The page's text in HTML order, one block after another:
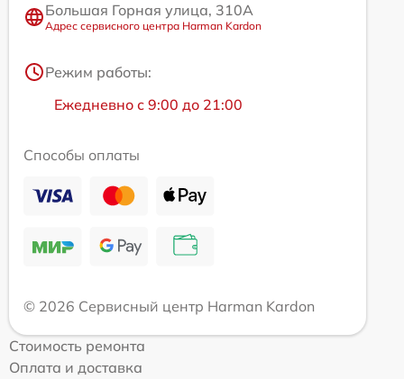
Большая Горная улица, 310А
Адрес сервисного центра Harman Kardon
Режим работы:
Ежедневно с 9:00 до 21:00
Способы оплаты
© 2026 Сервисный центр Harman Kardon
Стоимость ремонта
Оплата и доставка